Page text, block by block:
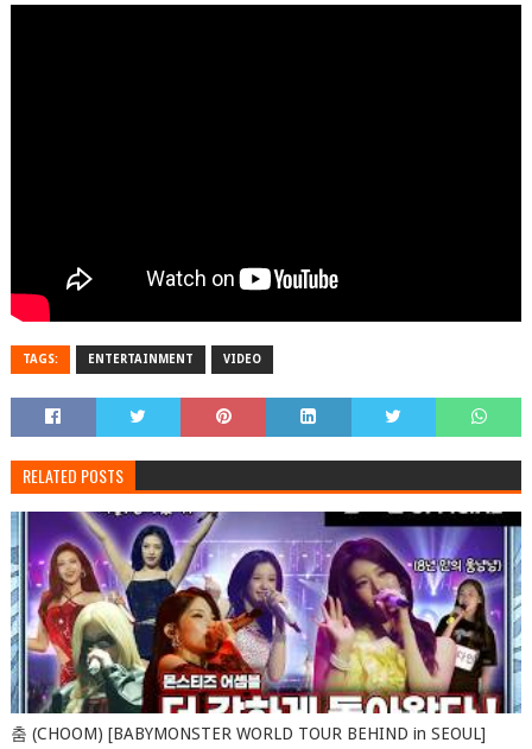
TAGS: ENTERTAINMENT VIDEO
RELATED POSTS
춤 (CHOOM) [BABYMONSTER WORLD TOUR BEHIND in SEOUL]